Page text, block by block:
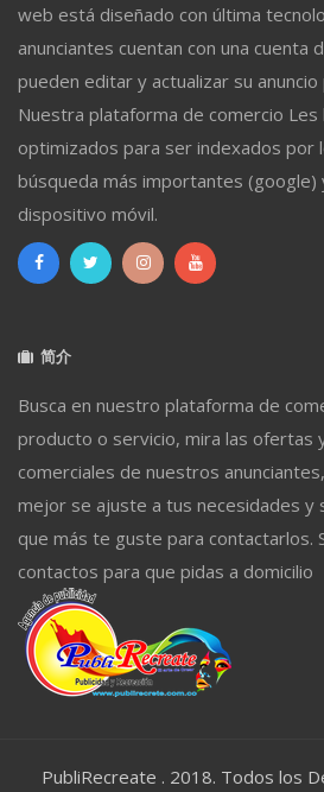
web está diseñado con última
anunciantes cuentan con una cuenta
pueden editar y actualizar su
Nuestra plataforma de comercio Les
optimizados para ser indexados por
búsqueda más importantes (google)
dispositivo móvil.
简介
Busca en nuestro plataforma de
producto o servicio, mira las ofertas
comerciales de nuestros
mejor se ajuste a tus necesidades y
que más te guste para contactarlos.
contactos para que pidas a domicilio
PubliRecreate . 2018. Todos los